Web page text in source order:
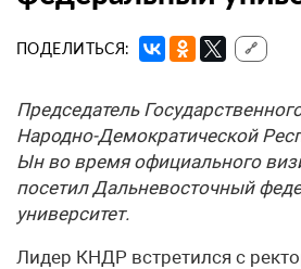
ПОДЕЛИТЬСЯ: 🔗
Председатель
Народно-Демократической
Ын во время официального
посетил Дальневосточный
университет.
Лидер КНДР встретился с